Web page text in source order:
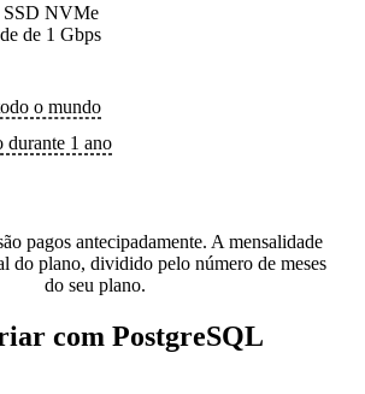
SSD NVMe
de 1 Gbps
o mundo
1 ano
pagos antecipadamente. A mensalidade
do plano, dividido pelo número de meses
do seu plano.
com PostgreSQL